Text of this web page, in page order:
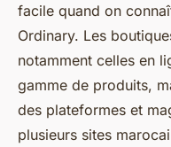
facile quand on
Ordinary. Les
notamment celles en
gamme de produits,
des plateformes et
plusieurs sites